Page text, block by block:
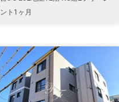
ント1ヶ月